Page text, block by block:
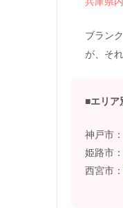
ブラン
が、そ
■エリア
神戸市
姫路市
西宮市：